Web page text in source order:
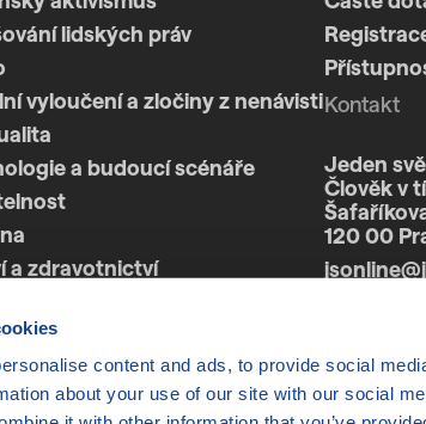
content and ads, to provide social
about your use of our site with our social
lidských práv
vyloučení a zločiny z nenávisti
a budoucí scénáře
a zdravotnictví
styl
Kontakt
Jeden
Člověk v
120 00